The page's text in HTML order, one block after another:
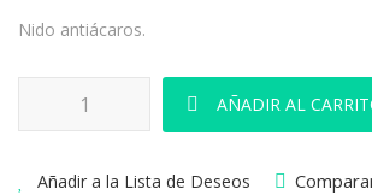
Nido antiácaros.
AÑADIR AL
Añadir a la Lista de Deseos